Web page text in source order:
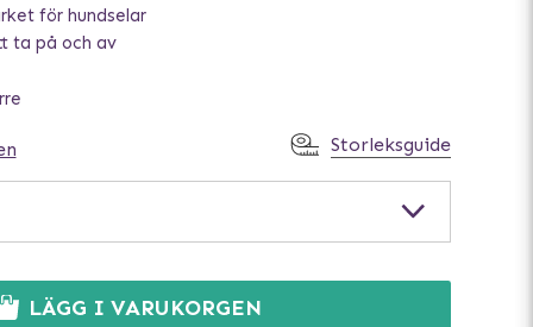
för hundselar
ta på och av
Storleksguide
LÄGG I VARUKORGEN